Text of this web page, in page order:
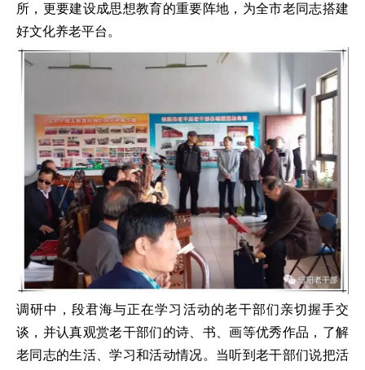
所，更要建设成思想教育的重要阵地，为全市老同志搭建
好文化养老平台。
调研中，段君海与正在学习活动的老干部们亲切握手交
谈，并认真观赏老干部们的诗、书、画等优秀作品，了解
老同志的生活、学习和活动情况。当听到老干部们说把活